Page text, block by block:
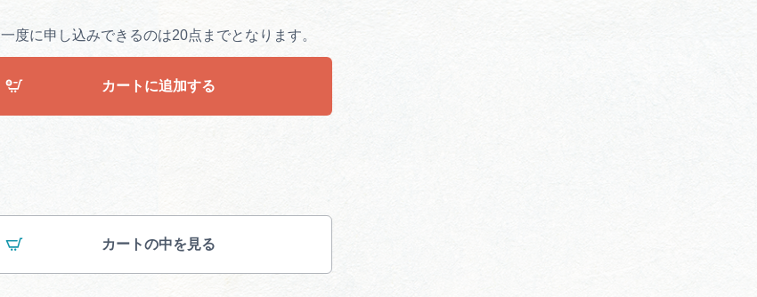
運営組織
一度に申し込みできるのは20点までとなります。
カートに追加する
カートの中を見る